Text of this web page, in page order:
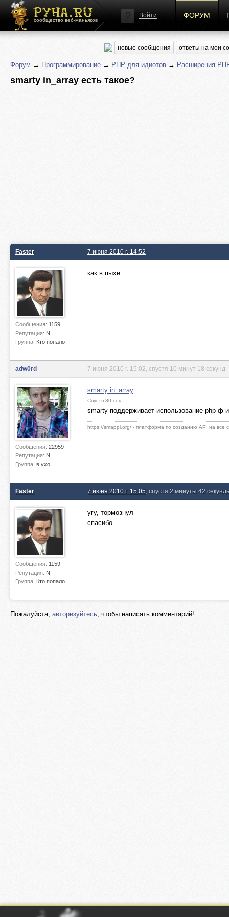
сообщество веб-маньяков
Войти ФОРУМ
новые сообщения ответы на мои
Форум → Программирование → PHP для идиотов → Расширения
smarty in_array есть такое?
Faster
Сообщения: 1159
Репутация: N
Группа: Кто попало
7 июня 2010 г. 14:52
как в пыхе
adw0rd
Сообщения: 22959
Репутация: N
Группа: в ухо
7 июня 2010 г. 15:02 , спустя 10 минут 18 секунд
smarty in_array
Спустя 80 сек.
smarty поддерживает использование php ф-
https://smappi.org/ - платформа по созданию API на все
Faster
Сообщения: 1159
Репутация: N
Группа: Кто попало
7 июня 2010 г. 15:05 , спустя 2 минуты 42
угу, тормознул
спасибо
Пожалуйста, авторизуйтесь, чтобы написать комментарий!